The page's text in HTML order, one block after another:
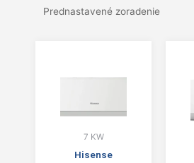
7 KW
Hisense